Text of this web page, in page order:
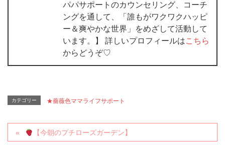
パパサポートのカウンセリング、コーチ
ングを通して、「誰もがワクワクハッピ
ー＆爽やかな世界」をめざして活動して
います。】 詳しいプロフィールはこちら
からどうぞ♡
カテゴリー ★薔薇色ママライフサポート
【今朝のプチローズガーデン】